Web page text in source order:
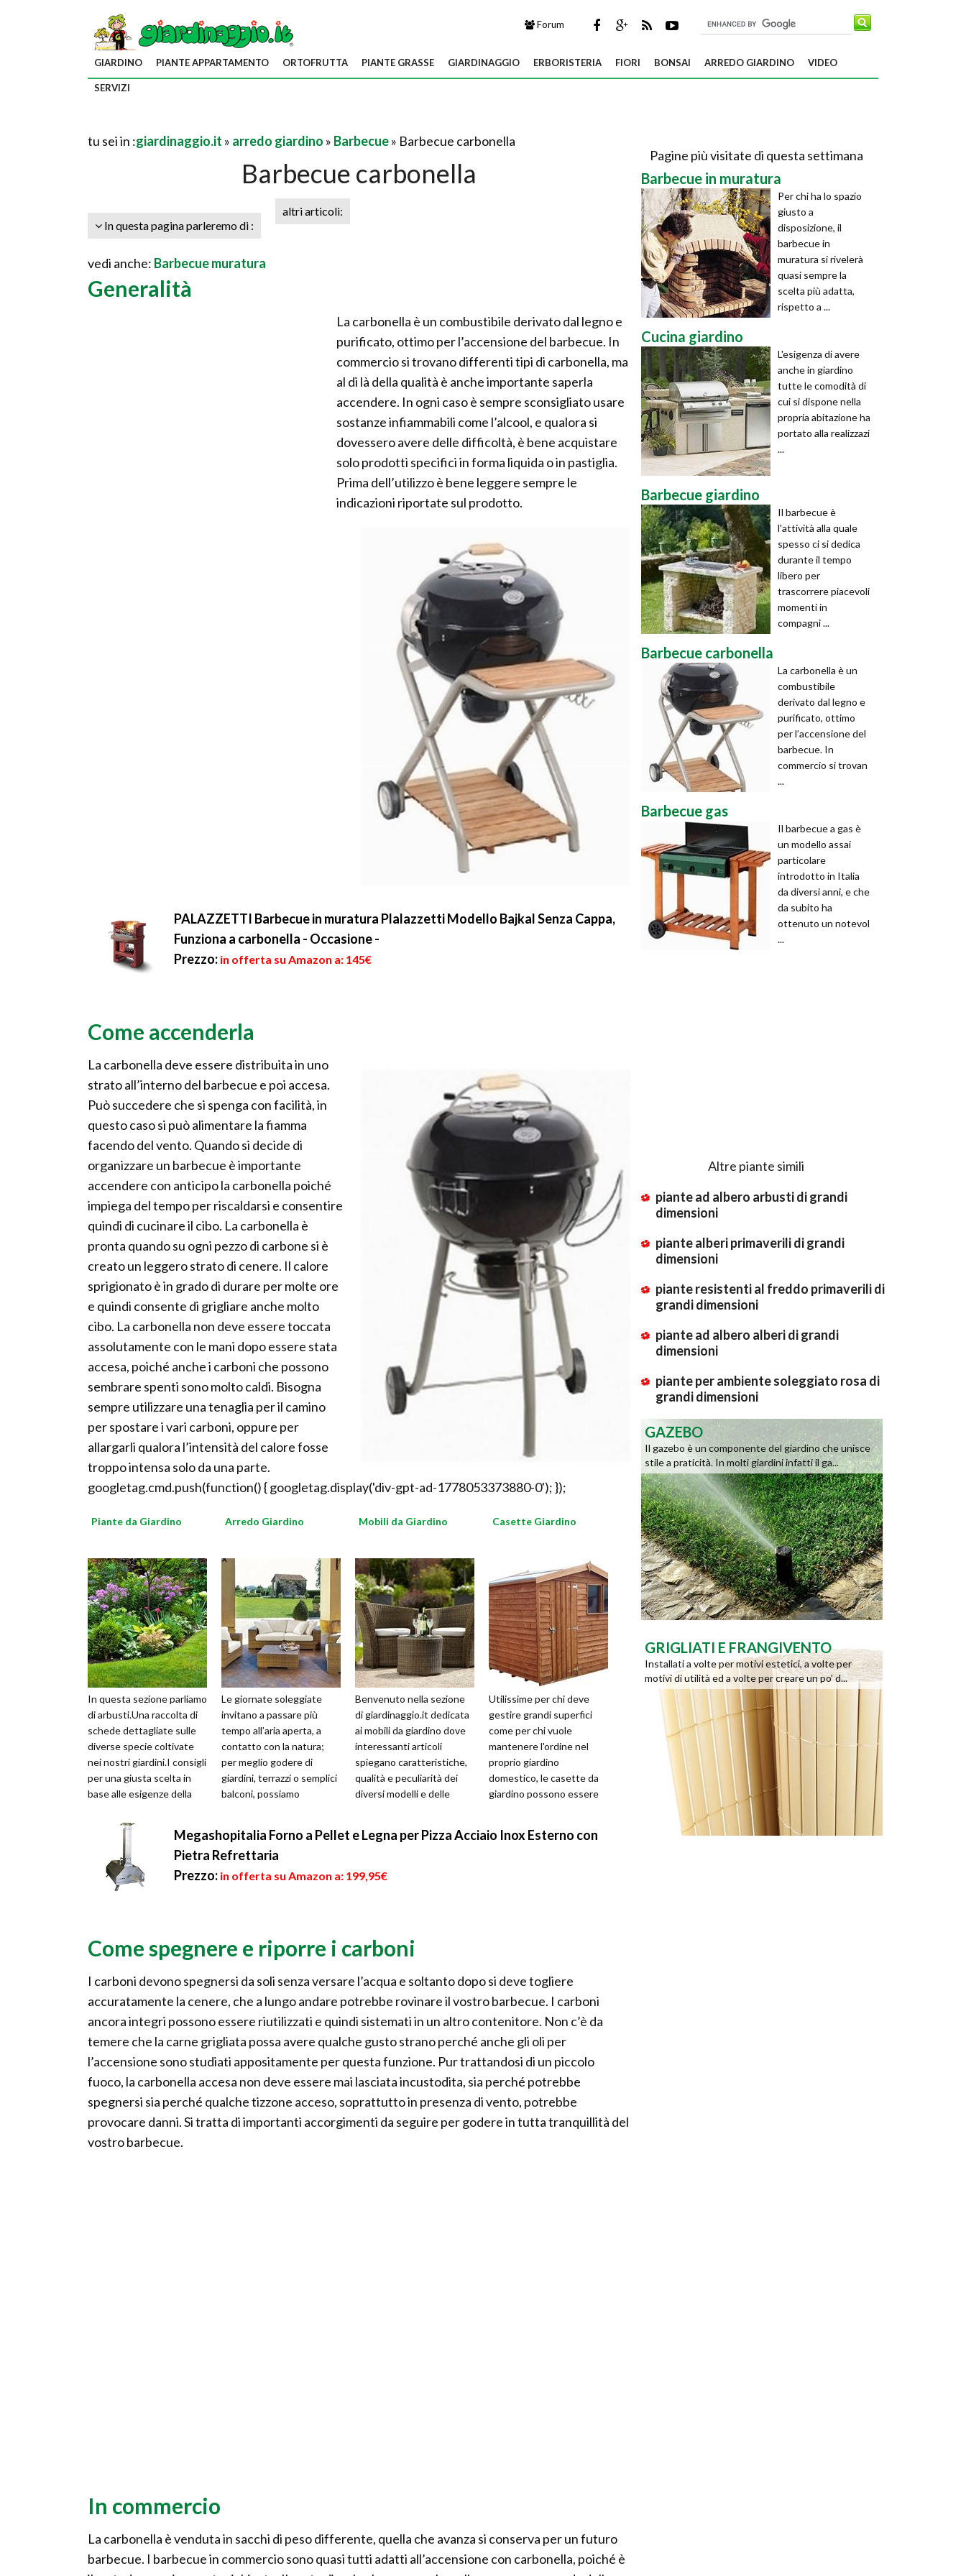
Forum
GIARDINO PIANTE APPARTAMENTO ORTOFRUTTA PIANTE GRASSE GIARDINAGGIO ERBORISTERIA FIORI BONSAI ARREDO GIARDINO VIDEO
SERVIZI
tu sei in :giardinaggio.it » arredo giardino » Barbecue» Barbecue carbonella
Barbecue carbonella
In questa pagina parleremo di :
altri articoli:
vedi anche: Barbecue muratura
Generalità
La carbonella è un combustibile derivato dal legno e
purificato, ottimo per l’accensione del barbecue. In
commercio si trovano differenti tipi di carbonella, ma
al di là della qualità è anche importante saperla
accendere. In ogni caso è sempre sconsigliato usare
sostanze infiammabili come l’alcool, e qualora si
dovessero avere delle difficoltà, è bene acquistare
solo prodotti specifici in forma liquida o in pastiglia.
Prima dell’utilizzo è bene leggere sempre le
indicazioni riportate sul prodotto.
PALAZZETTI Barbecue in muratura Plalazzetti Modello Bajkal Senza Cappa,
Funziona a carbonella - Occasione -
Prezzo: in offerta su Amazon a: 145€
Come accenderla
La carbonella deve essere distribuita in uno
strato all’interno del barbecue e poi accesa.
Può succedere che si spenga con facilità, in
questo caso si può alimentare la fiamma
facendo del vento. Quando si decide di
organizzare un barbecue è importante
accendere con anticipo la carbonella poiché
impiega del tempo per riscaldarsi e consentire
quindi di cucinare il cibo. La carbonella è
pronta quando su ogni pezzo di carbone si è
creato un leggero strato di cenere. Il calore
sprigionato è in grado di durare per molte ore
e quindi consente di grigliare anche molto
cibo. La carbonella non deve essere toccata
assolutamente con le mani dopo essere stata
accesa, poiché anche i carboni che possono
sembrare spenti sono molto caldi. Bisogna
sempre utilizzare una tenaglia per il camino
per spostare i vari carboni, oppure per
allargarli qualora l’intensità del calore fosse
troppo intensa solo da una parte.
googletag.cmd.push(function() { googletag.display('div-gpt-ad-1778053373880-0'); });
Piante da Giardino
In questa sezione parliamo
di arbusti.Una raccolta di
schede dettagliate sulle
diverse specie coltivate
nei nostri giardini.I consigli
per una giusta scelta in
base alle esigenze della
Arredo Giardino
Le giornate soleggiate
invitano a passare più
tempo all’aria aperta, a
contatto con la natura;
per meglio godere di
giardini, terrazzi o semplici
balconi, possiamo
Mobili da Giardino
Benvenuto nella sezione
di giardinaggio.it dedicata
ai mobili da giardino dove
interessanti articoli
spiegano caratteristiche,
qualità e peculiarità dei
diversi modelli e delle
Casette Giardino
Utilissime per chi deve
gestire grandi superfici
come per chi vuole
mantenere l'ordine nel
proprio giardino
domestico, le casette da
giardino possono essere
Megashopitalia Forno a Pellet e Legna per Pizza Acciaio Inox Esterno con
Pietra Refrettaria
Prezzo: in offerta su Amazon a: 199,95€
Come spegnere e riporre i carboni
I carboni devono spegnersi da soli senza versare l’acqua e soltanto dopo si deve togliere
accuratamente la cenere, che a lungo andare potrebbe rovinare il vostro barbecue. I carboni
ancora integri possono essere riutilizzati e quindi sistemati in un altro contenitore. Non c’è da
temere che la carne grigliata possa avere qualche gusto strano perché anche gli oli per
l’accensione sono studiati appositamente per questa funzione. Pur trattandosi di un piccolo
fuoco, la carbonella accesa non deve essere mai lasciata incustodita, sia perché potrebbe
spegnersi sia perché qualche tizzone acceso, soprattutto in presenza di vento, potrebbe
provocare danni. Si tratta di importanti accorgimenti da seguire per godere in tutta tranquillità del
vostro barbecue.
In commercio
La carbonella è venduta in sacchi di peso differente, quella che avanza si conserva per un futuro
barbecue. I barbecue in commercio sono quasi tutti adatti all’accensione con carbonella, poiché è
Pagine più visitate di questa settimana
Barbecue in muratura
Per chi ha lo spazio
giusto a
disposizione, il
barbecue in
muratura si rivelerà
quasi sempre la
scelta più adatta,
rispetto a ...
Cucina giardino
L'esigenza di avere
anche in giardino
tutte le comodità di
cui si dispone nella
propria abitazione ha
portato alla realizzazi
...
Barbecue giardino
Il barbecue è
l'attività alla quale
spesso ci si dedica
durante il tempo
libero per
trascorrere piacevoli
momenti in
compagni ...
Barbecue carbonella
La carbonella è un
combustibile
derivato dal legno e
purificato, ottimo
per l’accensione del
barbecue. In
commercio si trovan
...
Barbecue gas
Il barbecue a gas è
un modello assai
particolare
introdotto in Italia
da diversi anni, e che
da subito ha
ottenuto un notevol
...
Altre piante simili
piante ad albero arbusti di grandi
dimensioni
piante alberi primaverili di grandi
dimensioni
piante resistenti al freddo primaverili di
grandi dimensioni
piante ad albero alberi di grandi
dimensioni
piante per ambiente soleggiato rosa di
grandi dimensioni
GAZEBO
Il gazebo è un componente del giardino che unisce
stile a praticità. In molti giardini infatti il ga...
GRIGLIATI E FRANGIVENTO
Installati a volte per motivi estetici, a volte per
motivi di utilità ed a volte per creare un po' d...